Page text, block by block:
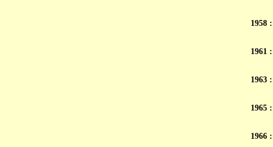
1958 :
1961 :
1963 :
1965 :
1966 :